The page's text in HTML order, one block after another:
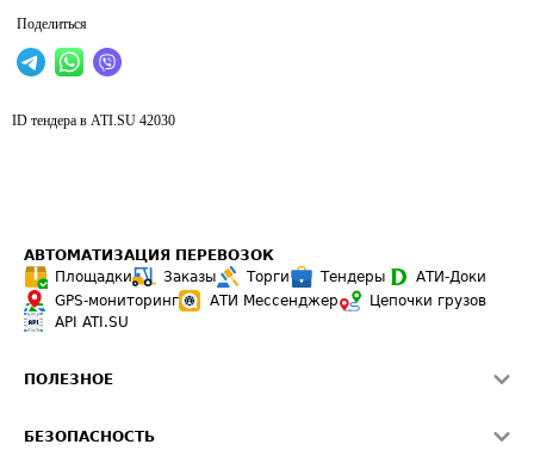
Поделиться
ID тендера в ATI.SU 42030
АВТОМАТИЗАЦИЯ ПЕРЕВОЗОК
Площадки
Заказы Торги Тендеры
АТИ-Доки
GPS-мониторинг
АТИ Мессенджер
Цепочки грузов
API ATI.SU
ПОЛЕЗНОЕ
БЕЗОПАСНОСТЬ